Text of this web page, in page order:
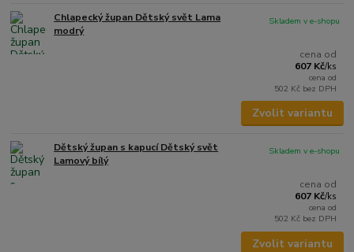
Chlapecký župan Dětský svět Lama
modrý
cena od
607 Kč/ks
cena od
502 Kč bez DPH
Skladem v e-shopu
Zvolit variantu
Dětský župan s kapucí Dětský svět
Lamový bílý
cena od
607 Kč/ks
cena od
502 Kč bez DPH
Skladem v e-shopu
Zvolit variantu